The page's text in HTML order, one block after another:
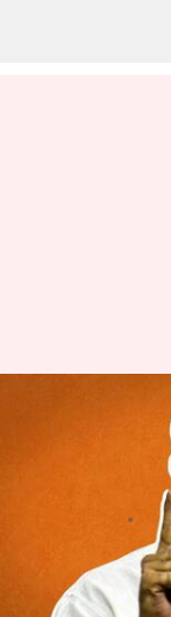
चुनाव
सिन्हा के
घंटे की
क्या है खबर?